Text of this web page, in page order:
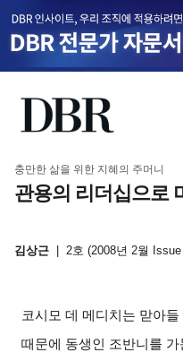
충만한 삶을 위한 지혜의 주머니
관용의 리더십으로
김상근 2호 (2008년 2월
코시모 데 메디치는 맏아
때문에 동생인 조반니를